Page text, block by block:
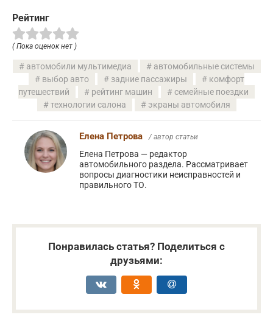
Рейтинг
( Пока оценок нет )
автомобили мультимедиа
автомобильные системы
выбор авто
задние пассажиры
комфорт
путешествий
рейтинг машин
семейные поездки
технологии салона
экраны автомобиля
Елена Петрова / автор статьи
Елена Петрова — редактор
автомобильного раздела. Рассматривает
вопросы диагностики неисправностей и
правильного ТО.
Понравилась статья? Поделиться с
друзьями: